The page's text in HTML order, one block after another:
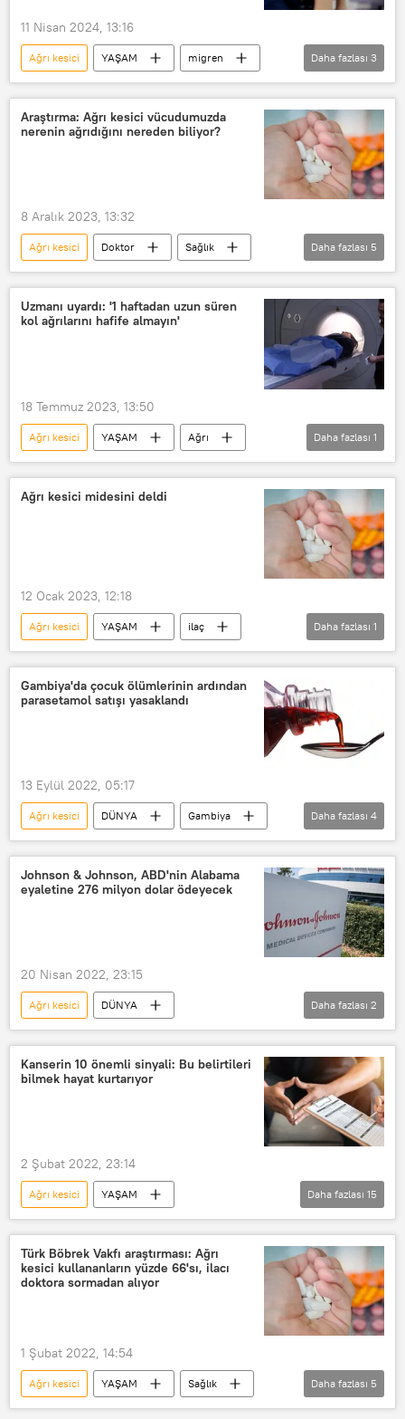
11 Nisan 2024, 13:16
Ağrı kesici YAŞAM
migren
Tedavi
Baş ağrısı Ağrı
Daha fazlası 3
Araştırma: Ağrı kesici vücudumuzda
nerenin ağrıdığını nereden biliyor?
8 Aralık 2023, 13:32
Ağrı kesici Doktor
Sağlık
Enzim
Baş ağrısı
Ağrı
ağrı kesici
SAĞLIK
Daha fazlası 5
Uzmanı uyardı: '1 haftadan uzun süren
kol ağrılarını hafife almayın'
18 Temmuz 2023, 13:50
Ağrı kesici YAŞAM
Ağrı
sağ kol
Daha fazlası 1
Ağrı kesici midesini deldi
12 Ocak 2023, 12:18
Ağrı kesici YAŞAM
ilaç
Hasta
Daha fazlası 1
Gambiya'da çocuk ölümlerinin ardından
parasetamol satışı yasaklandı
13 Eylül 2022, 05:17
Ağrı kesici DÜNYA
Gambiya
Satış
Afrika
çocuk ölümü
Yasak
Daha fazlası 4
Johnson & Johnson, ABD'nin Alabama
eyaletine 276 milyon dolar ödeyecek
20 Nisan 2022, 23:15
Ağrı kesici
DÜNYA
Johnson&Johnson
Dolar
Daha fazlası 2
Kanserin 10 önemli sinyali: Bu belirtileri
bilmek hayat kurtarıyor
2 Şubat 2022, 23:14
Ağrı kesici
YAŞAM
Dünya Kanser Günü
Kanser
Kanser tedavisi
Kanser ilacı
Belirti
anemi
yara
Kovid-19
Aziz Yazar
Dünya Sağlık Örgütü (DSÖ)
Daha fazlası 15
Türk Böbrek Vakfı araştırması: Ağrı
kesici kullananların yüzde 66'sı, ilacı
doktora sormadan alıyor
1 Şubat 2022, 14:54
Ağrı kesici YAŞAM
Sağlık
ilaç
böbrek yetmezliği
Daha fazlası 5